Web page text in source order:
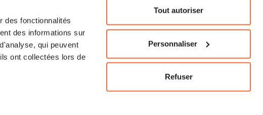
des fonctionnalités
des informations sur
qui peuvent
ont collectées lors de
Tout autoriser
Personnaliser
Refuser